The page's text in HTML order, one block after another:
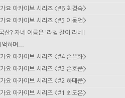
요 아카이브 시리즈 <#6 최경숙>
요 아카이브 시리즈 <#5 이동언>
산? 자네 이름은 '라벨 갈이'라네!
하며...
요 아카이브 시리즈 <#4 손은화>
요 아카이브 시리즈 <#3 손호준>
요 아카이브 시리즈 <#2 하태준>
요 아카이브 시리즈 <#1 최도은>